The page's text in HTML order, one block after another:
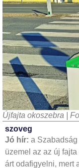
Újfajta okoszebra |
szoveg
Jó hír: a
üzemel az az új
árt odafigyelni, mert